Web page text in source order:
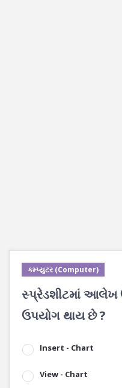
કમ્પ્યુટર (Computer)
સ્પ્રેડશીટમાં આલેખ
ઉપયોગ થાય છે ?
Insert - Chart
View - Chart